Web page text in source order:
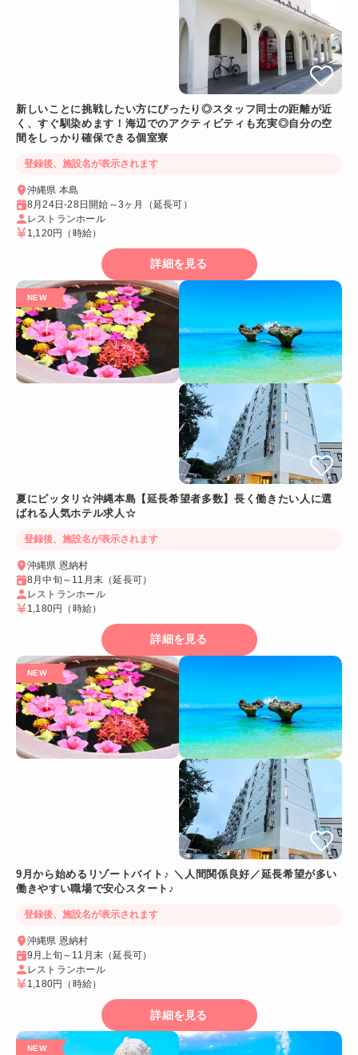
新しいことに挑戦したい方にぴったり◎スタッフ同士の距離が近
く、すぐ馴染めます！海辺でのアクティビティも充実◎自分の空
間をしっかり確保できる個室寮
登録後、施設名が表示されます
沖縄県 本島
8月24日-28日開始～3ヶ月（延長可）
レストランホール
1,120円 （時給）
詳細を見る
夏にピッタリ☆沖縄本島【延長希望者多数】長く働きたい人に選
ばれる人気ホテル求人☆
登録後、施設名が表示されます
沖縄県 恩納村
8月中旬～11月末（延長可）
レストランホール
1,180円 （時給）
詳細を見る
9月から始めるリゾートバイト♪ ＼人間関係良好／延長希望が多い
働きやすい職場で安心スタート♪
登録後、施設名が表示されます
沖縄県 恩納村
9月上旬～11月末（延長可）
レストランホール
1,180円
（時給）
詳細を見る